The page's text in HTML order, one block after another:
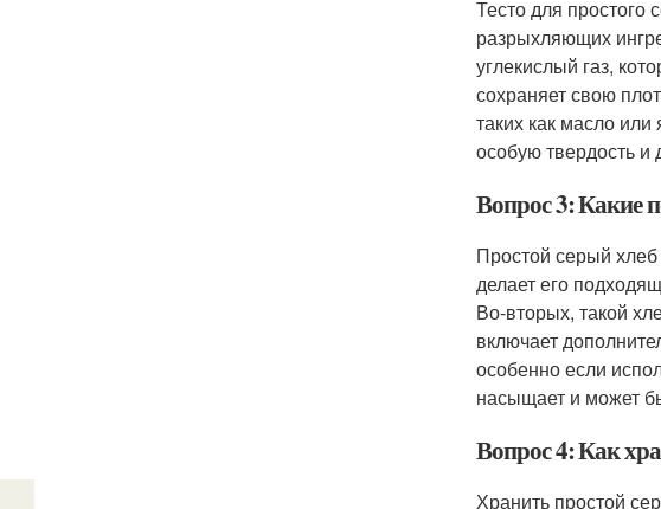
Тесто для простого
разрыхляющих
углекислый газ,
сохраняет свою
таких как масло или
особую твердость и
Вопрос 3: Какие
Простой серый
делает его
Во-вторых, такой
включает
особенно если
насыщает и может
Вопрос 4: Как
Хранить простой